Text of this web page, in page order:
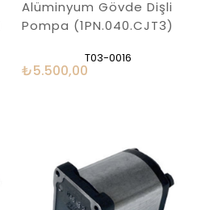
Alüminyum Gövde Dişli
Pompa (1PN.040.CJT3)
T03-0016
₺5.500,00